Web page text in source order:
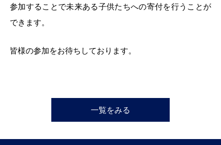
参加することで未来ある子供たちへの寄付を行うことが
できます。
皆様の参加をお待ちしております。
一覧をみる